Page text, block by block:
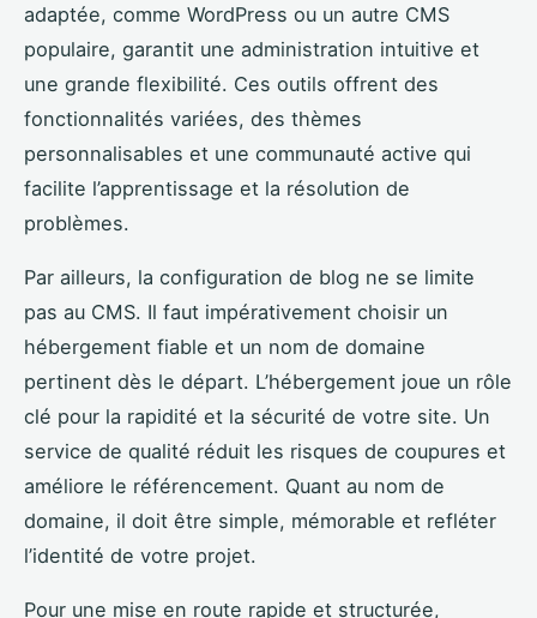
adaptée, comme WordPress ou un autre CMS
populaire, garantit une administration intuitive et
une grande flexibilité. Ces outils offrent des
fonctionnalités variées, des thèmes
personnalisables et une communauté active qui
facilite l’apprentissage et la résolution de
problèmes.
Par ailleurs, la configuration de blog ne se limite
pas au CMS. Il faut impérativement choisir un
hébergement fiable et un nom de domaine
pertinent dès le départ. L’hébergement joue un rôle
clé pour la rapidité et la sécurité de votre site. Un
service de qualité réduit les risques de coupures et
améliore le référencement. Quant au nom de
domaine, il doit être simple, mémorable et refléter
l’identité de votre projet.
Pour une mise en route rapide et structurée,